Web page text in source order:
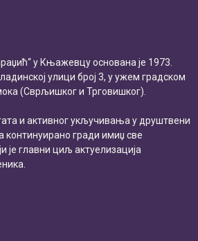
у Књажевцу основана је 1973.
улици број 3, у ужем градском
(Сврљишког и Трговишког).
и активног укључивања у друштвени
континуирано гради имиџ све
је главни циљ актуелизација